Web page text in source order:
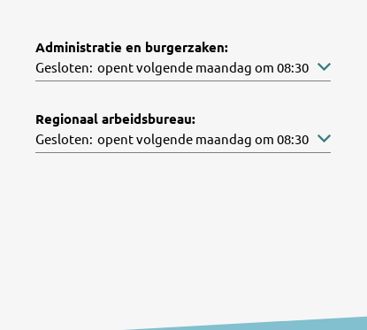
Administratie en burgerzaken:
Klik om andere openings- of sluitingstijden te verbergen
Gesloten: opent volgende maandag om 08:30
Regionaal arbeidsbureau:
Klik om andere openings- of sluitingstijden te verbergen
Gesloten: opent volgende maandag om 08:30